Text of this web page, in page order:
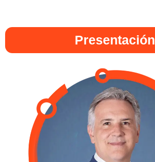
Presentación